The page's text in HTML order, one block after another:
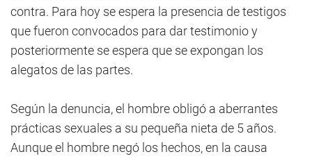
contra. Para hoy se espera la presencia de testigos
que fueron convocados para dar testimonio y
posteriormente se espera que se expongan los
alegatos de las partes.
Según la denuncia, el hombre obligó a aberrantes
prácticas sexuales a su pequeña nieta de 5 años.
Aunque el hombre negó los hechos, en la causa